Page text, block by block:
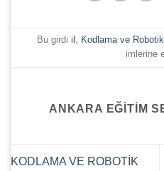
Bu girdi il , Kodlama ve Robotik
imlerine
ANKARA EĞITIM
KODLAMA VE ROBOTİK